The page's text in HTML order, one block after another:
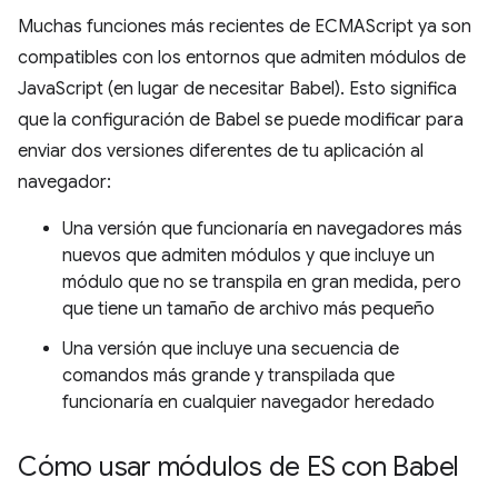
Muchas funciones más recientes de ECMAScript ya son
compatibles con los entornos que admiten módulos de
JavaScript (en lugar de necesitar Babel). Esto significa
que la configuración de Babel se puede modificar para
enviar dos versiones diferentes de tu aplicación al
navegador:
Una versión que funcionaría en navegadores más
nuevos que admiten módulos y que incluye un
módulo que no se transpila en gran medida, pero
que tiene un tamaño de archivo más pequeño
Una versión que incluye una secuencia de
comandos más grande y transpilada que
funcionaría en cualquier navegador heredado
Cómo usar módulos de ES con Babel